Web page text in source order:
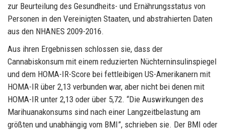
zur Beurteilung des Gesundheits- und Ernährungsstatus von
Personen in den Vereinigten Staaten, und abstrahierten Daten
aus den NHANES 2009-2016.
Aus ihren Ergebnissen schlossen sie, dass der
Cannabiskonsum mit einem reduzierten Nüchterninsulinspiegel
und dem HOMA-IR-Score bei fettleibigen US-Amerikanern mit
HOMA-IR über 2,13 verbunden war, aber nicht bei denen mit
HOMA-IR unter 2,13 oder über 5,72. “Die Auswirkungen des
Marihuanakonsums sind nach einer Langzeitbelastung am
größten und unabhängig vom BMI”, schrieben sie. Der BMI oder